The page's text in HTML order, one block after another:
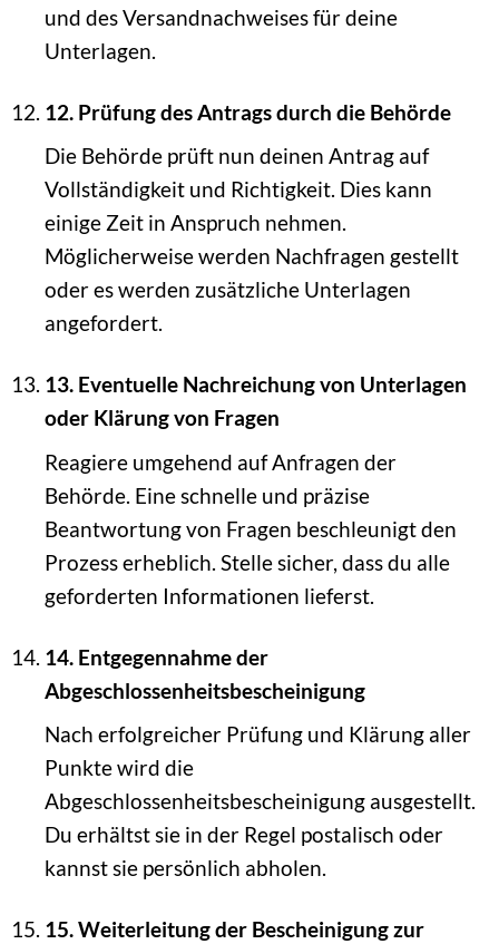
und des Versandnachweises für deine
Unterlagen.
12. Prüfung des Antrags durch die Behörde
Die Behörde prüft nun deinen Antrag auf
Vollständigkeit und Richtigkeit. Dies kann
einige Zeit in Anspruch nehmen.
Möglicherweise werden Nachfragen gestellt
oder es werden zusätzliche Unterlagen
angefordert.
13. Eventuelle Nachreichung von Unterlagen
oder Klärung von Fragen
Reagiere umgehend auf Anfragen der
Behörde. Eine schnelle und präzise
Beantwortung von Fragen beschleunigt den
Prozess erheblich. Stelle sicher, dass du alle
geforderten Informationen lieferst.
14. Entgegennahme der
Abgeschlossenheitsbescheinigung
Nach erfolgreicher Prüfung und Klärung aller
Punkte wird die
Abgeschlossenheitsbescheinigung ausgestellt.
Du erhältst sie in der Regel postalisch oder
kannst sie persönlich abholen.
15. Weiterleitung der Bescheinigung zur